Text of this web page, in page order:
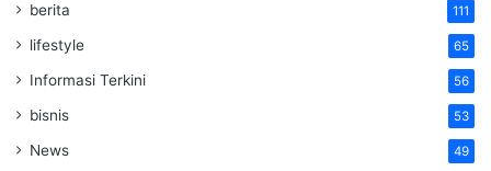
berita 111
lifestyle 65
Informasi Terkini 56
bisnis 53
News 49